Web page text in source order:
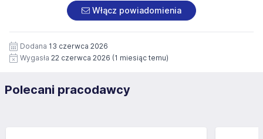
Włącz powiadomienia
Dodana 13 czerwca 2026
Wygasła 22 czerwca 2026 (1 miesiąc temu)
Polecani pracodawcy